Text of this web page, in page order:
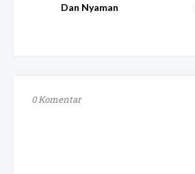
Dan Nyaman
0 Komentar